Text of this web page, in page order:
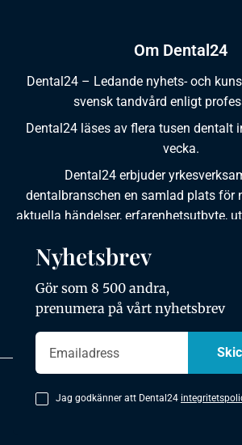
Om Dental24
Dental24 – Ledande nyhets- och
svensk tandvård enligt
Dental24 läses av flera tusen dentalt
vecka.
Dental24 erbjuder
dentalbranschen en samlad plats för
aktuella händelser, erfarenhetsutbyte,
Dental24 produceras i samverkan
tandhygienister, tandsköterskor,
kursgivare, föreningar,
Copyright © 2026 Dental24. All
Nyhetsbrev
Gör som 8 500 andra,
prenumera på vårt nyhetsbrev
Jag godkänner att Dental24